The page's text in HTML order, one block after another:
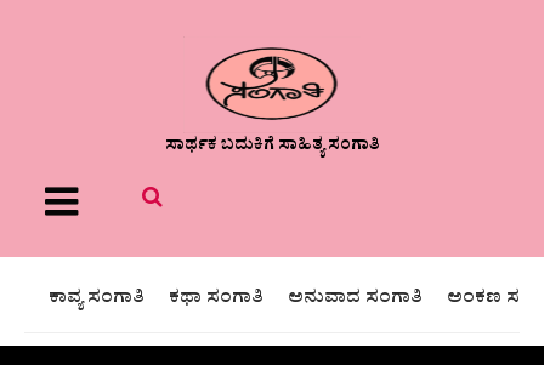
ಸಾರ್ಥಕ ಬದುಕಿಗೆ ಸಾಹಿತ್ಯ ಸಂಗಾತಿ
Menu
ಕಾವ್ಯ ಸಂಗಾತಿ ಕಥಾ ಸಂಗಾತಿ ಅನುವಾದ ಸಂಗಾತಿ ಅಂಕಣ